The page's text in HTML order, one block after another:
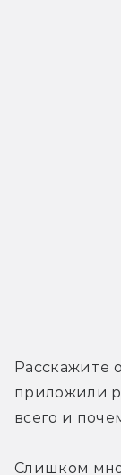
Расскажите
приложили
всего и
Слишком